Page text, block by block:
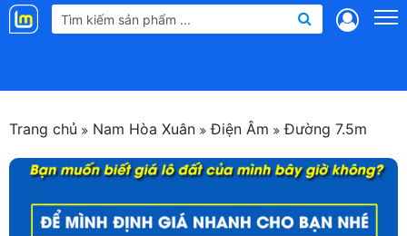
Landmap
Trang chủ Nam Hòa Xuân Điện Âm Đường 7.5m